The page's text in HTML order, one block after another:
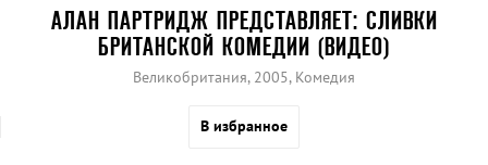
АЛАН ПАРТРИДЖ ПРЕДСТАВЛЯЕТ: СЛИВКИ
БРИТАНСКОЙ КОМЕДИИ (ВИДЕО)
Великобритания, 2005, Комедия
В избранное